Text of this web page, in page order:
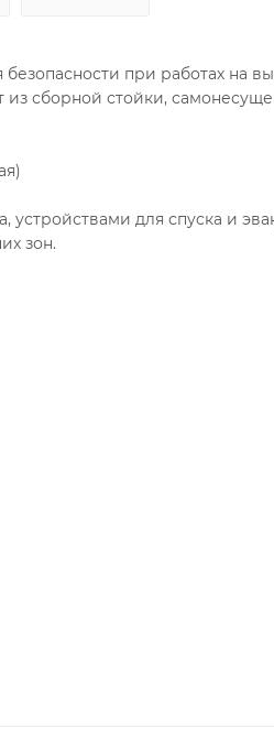
при работах на
сборной стойки,
устройствами для спуска и
зон.